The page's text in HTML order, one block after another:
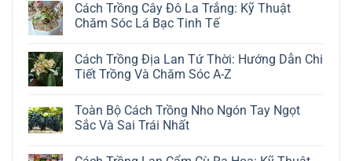
Cách Trồng Cây Đô La Trắng: Kỹ Thuật
Chăm Sóc Lá Bạc Tinh Tế
bình
luận
Cây
Đô
La
Cách Trồng Địa Lan Tứ Thời: Hướng Dẫn Chi
Tiết Trồng Và Chăm Sóc A-Z
bình
luận
ở
Toàn Bộ Cách Trồng Nho Ngón Tay Ngọt
Sắc Và Sai Trái Nhất